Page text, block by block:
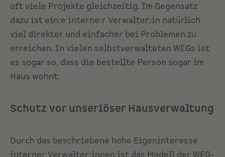
oft viele Projekte gleichzeitig. Im Gegensatz
dazu ist ein:e interne:r Verwalter:in natürlich
viel direkter und einfacher bei Problemen zu
erreichen. In vielen selbstverwalteten WEGs ist
es sogar so, dass die bestellte Person sogar im
Haus wohnt.
Schutz vor unseriöser Hausverwaltung
Durch das beschriebene hohe Eigeninteresse